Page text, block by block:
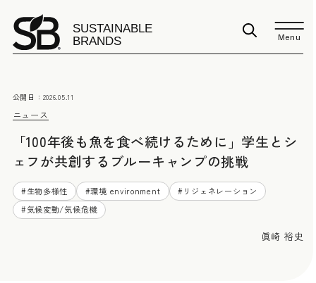
Menu
ニュース
公開日： 2026.05.11
「100年後も魚を食べ続けるために」学生とシ
ェフが共創するブルーキャンプの挑戦
#生物多様性 #環境 environment # リジェネレーション
#気候変動/気候危機
眞崎 裕史